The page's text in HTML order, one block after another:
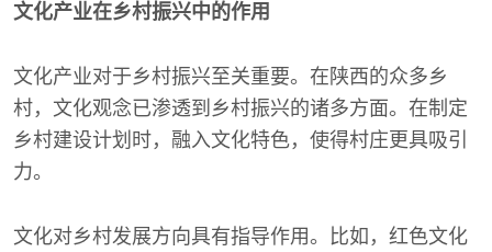
文化产业在乡村振兴中的作用
文化产业对于乡村振兴至关重要。在陕西的众多乡
村，文化观念已渗透到乡村振兴的诸多方面。在制定
乡村建设计划时，融入文化特色，使得村庄更具吸引
力。
文化对乡村发展方向具有指导作用。比如，红色文化